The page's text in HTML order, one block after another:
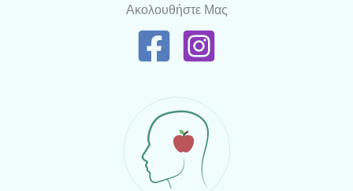
Ακολουθήστε Μας